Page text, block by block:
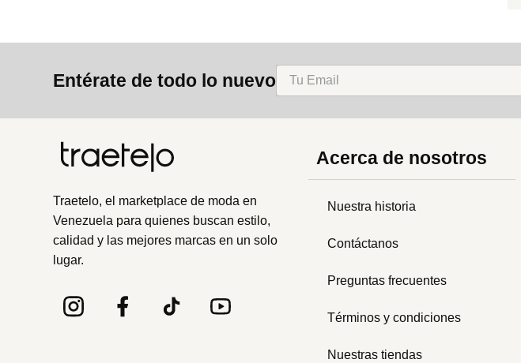
Entérate de todo lo nuevo
Traetelo, el marketplace de moda en
Venezuela para quienes buscan estilo,
calidad y las mejores marcas en un solo
lugar.
Acerca de nosotros
Nuestra historia
Contáctanos
Preguntas frecuentes
Términos y condiciones
Nuestras tiendas